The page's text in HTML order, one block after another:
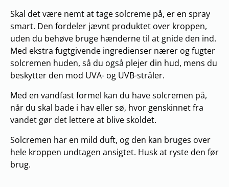
Skal det være nemt at tage solcreme på, er en spray
smart. Den fordeler jævnt produktet over kroppen,
uden du behøve bruge hænderne til at gnide den ind.
Med ekstra fugtgivende ingredienser nærer og fugter
solcremen huden, så du også plejer din hud, mens du
beskytter den mod UVA- og UVB-stråler.
Med en vandfast formel kan du have solcremen på,
når du skal bade i hav eller sø, hvor genskinnet fra
vandet gør det lettere at blive skoldet.
Solcremen har en mild duft, og den kan bruges over
hele kroppen undtagen ansigtet. Husk at ryste den før
brug.